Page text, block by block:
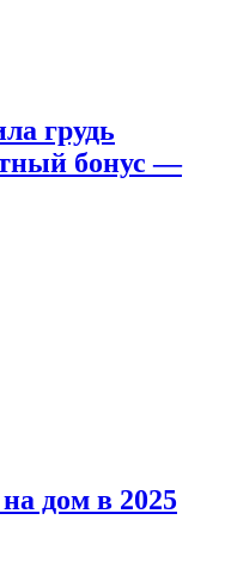
грудь
бонус —
дом в 2025